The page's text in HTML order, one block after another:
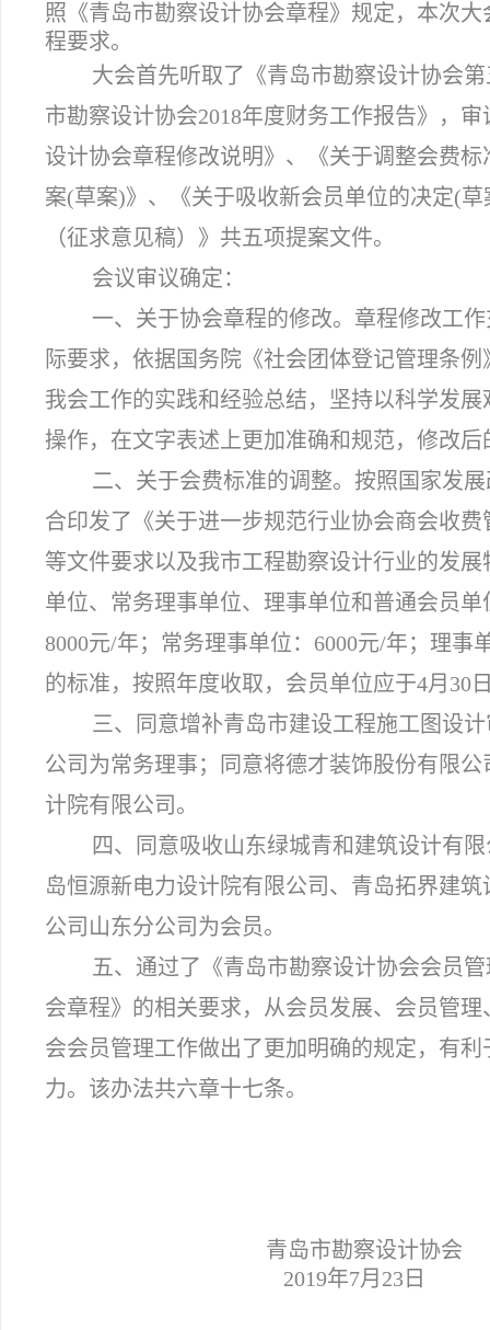
照《青岛市勘察设计协会章程》规定，本次
程要求。
大会首先听取了《青岛市勘察设计协会
市勘察设计协会2018年度财务工作报告》，
设计协会章程修改说明》、《关于调整会费
案(草案)》、《关于吸收新会员单位的决定(
（征求意见稿）》共五项提案文件。
会议审议确定：
一、关于协会章程的修改。章程修改工
际要求，依据国务院《社会团体登记管理条
我会工作的实践和经验总结，坚持以科学发
操作，在文字表述上更加准确和规范，修改
二、关于会费标准的调整。按照国家发
合印发了《关于进一步规范行业协会商会收
等文件要求以及我市工程勘察设计行业的发
单位、常务理事单位、理事单位和普通会员
8000元/年；常务理事单位：6000元/年；理事
的标准，按照年度收取，会员单位应于4月30
三、同意增补青岛市建设工程施工图设
公司为常务理事；同意将德才装饰股份有限
计院有限公司。
四、
同意吸收山东绿城青和建筑设计有
岛恒源新电力设计院有限公司、青岛拓界建
公司山东分公司为会员。
五、通过了《青岛市勘察设计协会会员
会章程》的相关要求，从会员发展、会员管
会会员管理工作做出了更加明确的规定，有
力。该办法共六章十七条。
青岛市勘察设计协会
2019年7月23日